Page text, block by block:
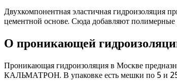
Двухкомпонентная эластичная гидроизоляция
цементной основе. Сюда добавляют
О проникающей
Проникающая гидроизоляция в Москве
КАЛЬМАТРОН. В упаковке есть мешки по 5 и